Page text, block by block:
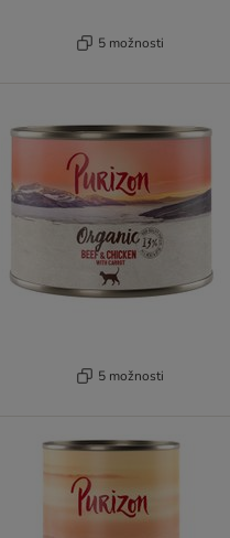
5 možnosti
5 možnosti